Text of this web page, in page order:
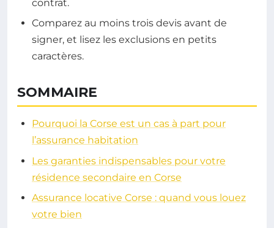
contrat.
Comparez au moins trois devis avant de
signer, et lisez les exclusions en petits
caractères.
SOMMAIRE
Pourquoi la Corse est un cas à part pour
l’assurance habitation
Les garanties indispensables pour votre
résidence secondaire en Corse
Assurance locative Corse : quand vous louez
votre bien